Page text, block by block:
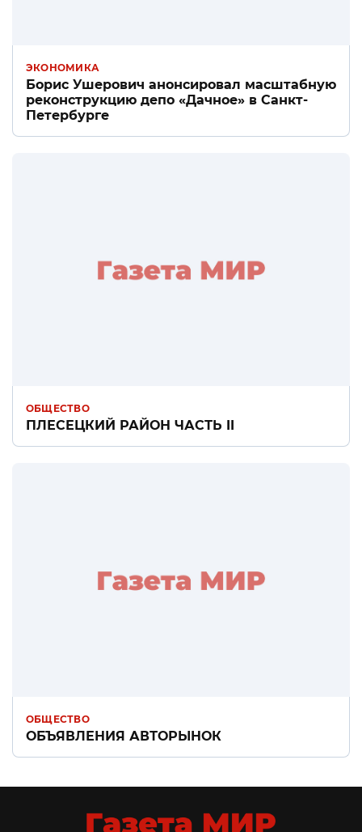
ЭКОНОМИКА
Борис Ушерович анонсировал масштабную
реконструкцию депо «Дачное» в Санкт-
Петербурге
ОБЩЕСТВО
ПЛЕСЕЦКИЙ РАЙОН ЧАСТЬ II
ОБЩЕСТВО
ОБЪЯВЛЕНИЯ АВТОРЫНОК